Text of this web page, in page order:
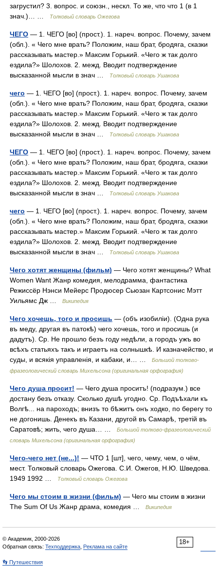
загрустил? 3. вопрос. и союзн., нескл. То же, что что 1 (в 1
знач.)… …
Толковый словарь Ожегова
ЧЕГО — 1. ЧЕГО [во] (прост.). 1. нареч. вопрос. Почему, зачем
(обл.). « Чего мне врать? Положим, наш брат, бродяга, сказки
рассказывать мастер.» Максим Горький. «Чего ж так долго
ездила?» Шолохов. 2. межд. Вводит подтверждение
высказанной мысли в знач …
Толковый словарь Ушакова
чего — 1. ЧЕГО [во] (прост.). 1. нареч. вопрос. Почему, зачем
(обл.). « Чего мне врать? Положим, наш брат, бродяга, сказки
рассказывать мастер.» Максим Горький. «Чего ж так долго
ездила?» Шолохов. 2. межд. Вводит подтверждение
высказанной мысли в знач …
Толковый словарь Ушакова
ЧЕГО — 1. ЧЕГО [во] (прост.). 1. нареч. вопрос. Почему, зачем
(обл.). « Чего мне врать? Положим, наш брат, бродяга, сказки
рассказывать мастер.» Максим Горький. «Чего ж так долго
ездила?» Шолохов. 2. межд. Вводит подтверждение
высказанной мысли в знач …
Толковый словарь Ушакова
чего — 1. ЧЕГО [во] (прост.). 1. нареч. вопрос. Почему, зачем
(обл.). « Чего мне врать? Положим, наш брат, бродяга, сказки
рассказывать мастер.» Максим Горький. «Чего ж так долго
ездила?» Шолохов. 2. межд. Вводит подтверждение
высказанной мысли в знач …
Толковый словарь Ушакова
Чего хотят женщины (фильм) — Чего хотят женщины? What
Women Want Жанр комедия, мелодрамма, фантастика
Режиссёр Нэнси Мейерс Продюсер Сьюзан Картсонис Мэтт
Уильямс Дж …
Википедия
Чего хочешь, того и просишь — (объ изобиліи). (Одна рука
въ меду, другая въ патокѣ) чего хочешь, того и просишь (и
дадутъ). Ср. Не прошло безъ году недѣли, а городъ ужъ во
всѣхъ статьяхъ такъ и играетъ на солнышкѣ. И казначейство, и
суды, и всякія управленія, и кабаки, и… …
Большой толково-
фразеологический словарь Михельсона (оригинальная орфография)
Чего душа просит! — Чего душа проситъ! (подразум.) все
достану безъ отказу. Сколько душѣ угодно. Ср. Подъѣхали къ
Волгѣ... на пароходъ; внизъ то бѣжитъ онъ ходко, по берегу то
не догонишь. Денекъ въ Казани, другой въ Самарѣ, третій въ
Саратовѣ; жить, чего душа… …
Большой толково-фразеологический
словарь Михельсона (оригинальная орфография)
Чего-чего нет (не...)! — ЧТО 1 [шт], чего, чему, чем, о чём,
мест. Толковый словарь Ожегова. С.И. Ожегов, Н.Ю. Шведова.
1949 1992 …
Толковый словарь Ожегова
Чего мы стоим в жизни (фильм) — Чего мы стоим в жизни
The Sum Of Us Жанр драма, комедия …
Википедия
18+
© Академик, 2000-2026
Обратная связь: Техподдержка Реклама на сайте
👣 Путешествия